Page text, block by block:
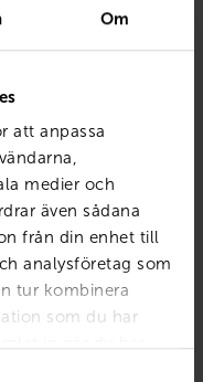
Om
att anpassa
medier och
även sådana
från din enhet till
analysföretag som
tur kombinera
som du har
in när du har
– och där kommer
är certifierade som